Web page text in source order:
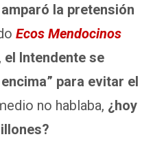
la pretensión
Ecos Mendocinos
el Intendente se
para evitar el
no hablaba, ¿hoy